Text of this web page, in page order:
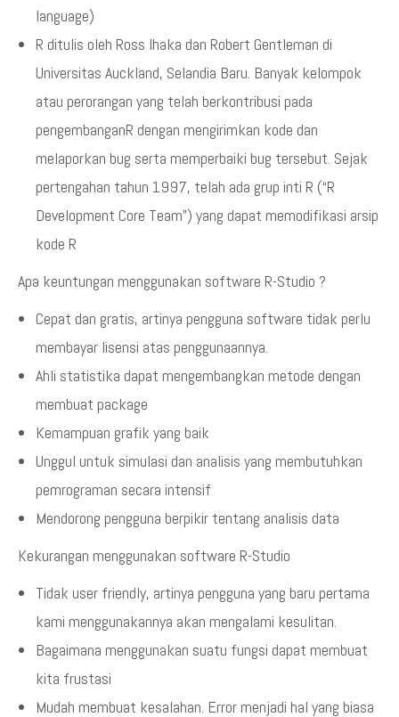
language)
R ditulis oleh Ross Ihaka dan Robert Gentleman di
Universitas Auckland, Selandia Baru. Banyak kelompok
atau perorangan yang telah berkontribusi pada
pengembanganR dengan mengirimkan kode dan
melaporkan bug serta memperbaiki bug tersebut. Sejak
pertengahan tahun 1997, telah ada grup inti R (“R
Development Core Team”) yang dapat memodifikasi arsip
kode R
Apa keuntungan menggunakan software R-Studio ?
Cepat dan gratis, artinya pengguna software tidak perlu
membayar lisensi atas penggunaannya.
Ahli statistika dapat mengembangkan metode dengan
membuat package
Kemampuan grafik yang baik
Unggul untuk simulasi dan analisis yang membutuhkan
pemrograman secara intensif
Mendorong pengguna berpikir tentang analisis data
Kekurangan menggunakan software R-Studio
Tidak user friendly, artinya pengguna yang baru pertama
kami menggunakannya akan mengalami kesulitan.
Bagaimana menggunakan suatu fungsi dapat membuat
kita frustasi
Mudah membuat kesalahan. Error menjadi hal yang biasa